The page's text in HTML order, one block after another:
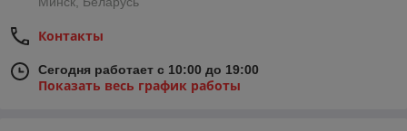
Контакты
Сегодня работает с 10:00 до 19:00
Показать весь график работы